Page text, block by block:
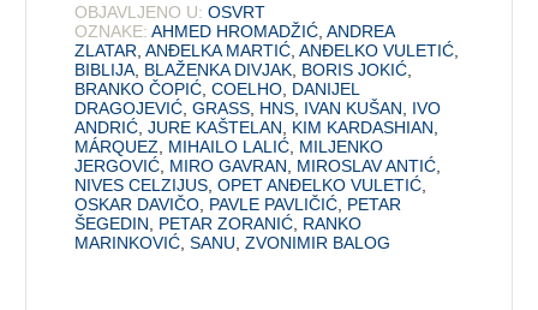
OBJAVLJENO U: OSVRT
OZNAKE: AHMED HROMADŽIĆ ,ANDREA
ZLATAR ,ANĐELKA MARTIĆ ,ANĐELKO VULETIĆ
BIBLIJA BLAŽENKA DIVJAK BORIS JOKIĆ
BRANKO ČOPIĆ ,COELHO DANIJEL
DRAGOJEVIĆ ,GRASS HNS IVAN KUŠAN
IVO
ANDRIĆ ,JURE KAŠTELAN KIM KARDASHIAN
MÁRQUEZ
MIHAILO LALIĆ MILJENKO
JERGOVIĆ MIRO GAVRAN MIROSLAV ANTIĆ
NIVES CELZIJUS ,OPET ANĐELKO VULETIĆ
OSKAR DAVIČO PAVLE PAVLIČIĆ PETAR
ŠEGEDIN
PETAR ZORANIĆ RANKO
MARINKOVIĆ ,SANU ,ZVONIMIR BALOG